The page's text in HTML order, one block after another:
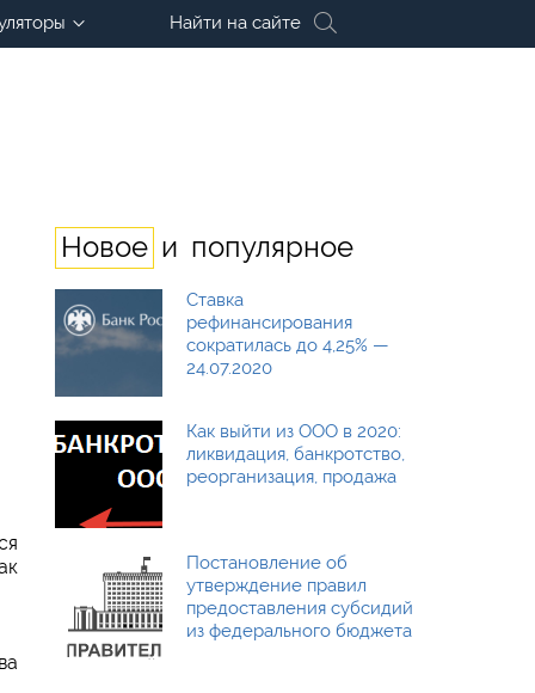
Найти на сайте
Новое и популярное
Ставка
рефинансирования
сократилась до 4,25% —
24.07.2020
Как выйти из ООО в 2020:
ликвидация, банкротство,
реорганизация, продажа
Постановление об
утверждение правил
предоставления субсидий
из федерального бюджета